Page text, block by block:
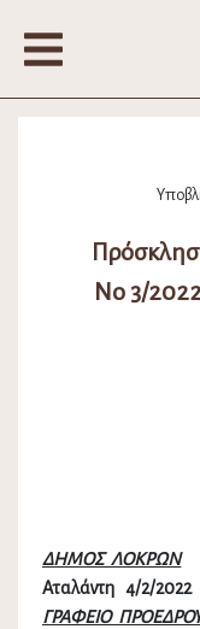
Νο 3/
ΔΗΜΟΣ ΛΟΚΡΩΝ
Αταλάντη 4/2/2022
ΓΡΑΦΕΙΟ